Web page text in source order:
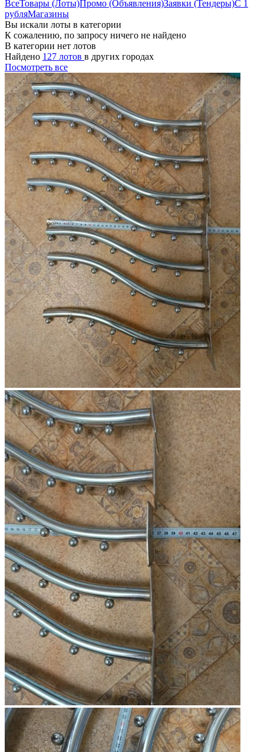
ВсеТовары (Лоты)Промо (Объявления)Заявки (Тендеры)С 1
рубляМагазины
Вы искали лоты в категории
К сожалению, по запросу ничего не найдено
В категории нет лотов
Найдено 127 лотов в других городах
Посмотреть все